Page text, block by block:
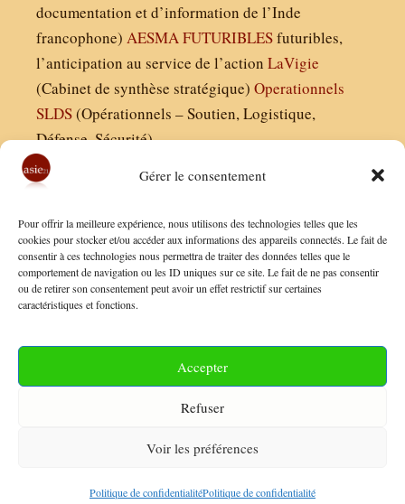
Gérer le consentement
Pour offrir la meilleure expérience, nous utilisons des technologies telles que les
cookies pour stocker et/ou accéder aux informations des appareils connectés. Le fait de
consentir à ces technologies nous permettra de traiter des données telles que le
comportement de navigation ou les ID uniques sur ce site. Le fait de ne pas consentir
ou de retirer son consentement peut avoir un effet restrictif sur certaines
caractéristiques et fonctions.
Accepter
Refuser
Voir les préférences
Politique de confidentialitéPolitique de confidentialité
documentation et d’information de l’Inde
francophone) AESMAFUTURIBLESfuturibles,
l’anticipation au service de l’action LaVigie
(Cabinet de synthèse stratégique) Operationnels
SLDS(Opérationnels – Soutien, Logistique,
Défense, Sécurité)
Finaldées EURL
Siège social : 13 avenue Boudon, 75016, Paris
Nous contacter
Conditions Générales de Vente
Politique de Confidentialité
© 2026 Asie21• Construit avec GeneratePress